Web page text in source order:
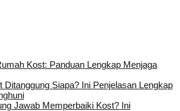
Kost: Panduan Lengkap Menjaga
Ditanggung Siapa? Ini Penjelasan Lengkap
Jawab Memperbaiki Kost? Ini